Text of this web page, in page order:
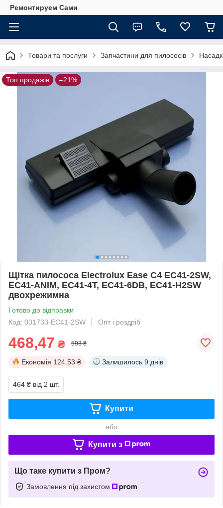
Ремонтируем Сами
Товари та послуги Запчастини для пилососів
Топ продажів –21%
Щітка пилососа Electrolux Ease C4 EC41-2SW,
EC41-ANIM, EC41-4T, EC41-6DB, EC41-H2SW
двохрежимна
Готово до відправки
Код: 031733-EC41-2SW
Опт і роздріб
468,47 ₴ 593 ₴
Економія 124.53 ₴ Залишилось 9 днів
464 ₴ від 2 шт.
Купити
або
Купити з
Що таке купити з Пром?
Замовлення під захистом